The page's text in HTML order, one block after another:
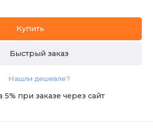
Купить
Быстрый заказ
Нашли дешевле?
5% при заказе через сайт